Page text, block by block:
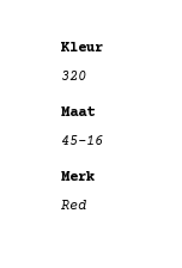
Kleur
320
Maat
45-16
Merk
Red